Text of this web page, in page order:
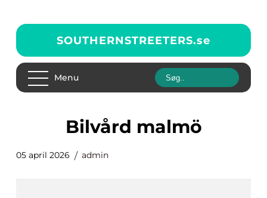
SOUTHERNSTREETERS.se
Menu
Bilvård malmö
05 april 2026 admin